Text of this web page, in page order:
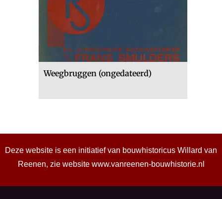
Weegbruggen (ongedateerd)
Deze website is een initiatief van bouwhistoricus Willard van
Reenen, zie website www.vanreenen-bouwhistorie.nl